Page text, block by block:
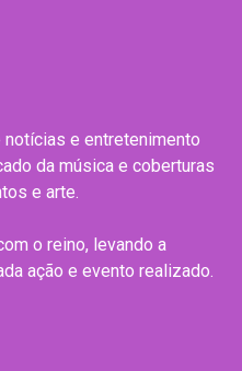
e entretenimento
da música e coberturas
e arte.
o reino, levando a
ação e evento realizado.